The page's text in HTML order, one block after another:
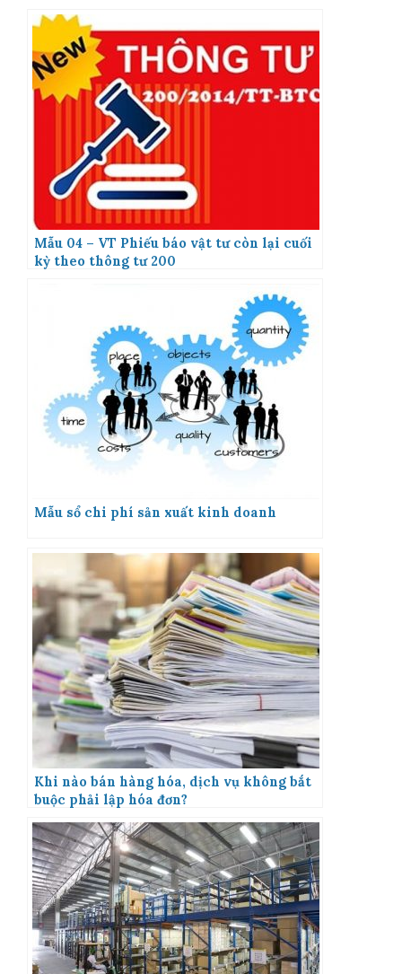
Mẫu 04 – VT Phiếu báo vật tư còn lại cuối
kỳ theo thông tư 200
Mẫu sổ chi phí sản xuất kinh doanh
Khi nào bán hàng hóa, dịch vụ không bắt
buộc phải lập hóa đơn?